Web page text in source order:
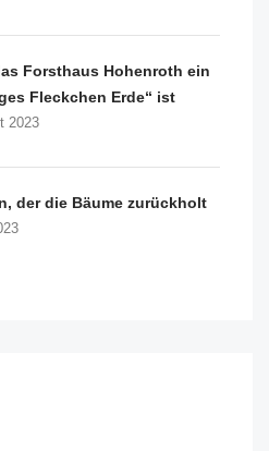
Forsthaus Hohenroth ein
Fleckchen Erde“ ist
2023
der die Bäume zurückholt